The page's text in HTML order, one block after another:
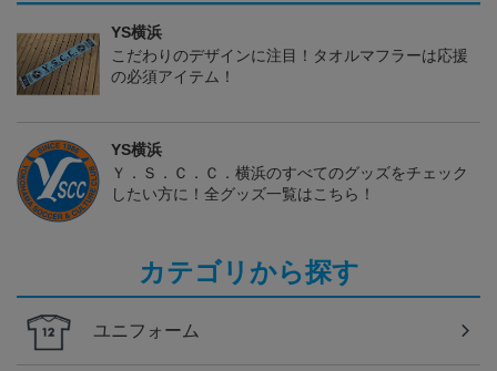
YS横浜
こだわりのデザインに注目！タオルマフラーは応援
の必須アイテム！
YS横浜
Ｙ．Ｓ．Ｃ．Ｃ．横浜のすべてのグッズをチェック
したい方に！全グッズ一覧はこちら！
カテゴリから探す
ユニフォーム